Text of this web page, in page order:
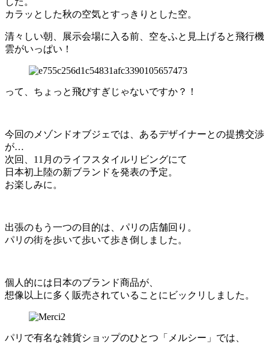
カラッとした秋の空気とすっきりとした空。
清々しい朝、展示会場に入る前、空をふと見上げると飛行機
雲がいっぱい！
って、ちょっと飛びすぎじゃないですか？！
今回のメゾンドオブジェでは、あるデザイナーとの提携交渉
が…
次回、11月のライフスタイルリビングにて
日本初上陸の新ブランドを発表の予定。
お楽しみに。
出張のもう一つの目的は、パリの店舗回り。
パリの街を歩いて歩いて歩き倒しました。
個人的には日本のブランド商品が、
想像以上に多く販売されていることにビックリしました。
パリで有名な雑貨ショップのひとつ「メルシー」では、